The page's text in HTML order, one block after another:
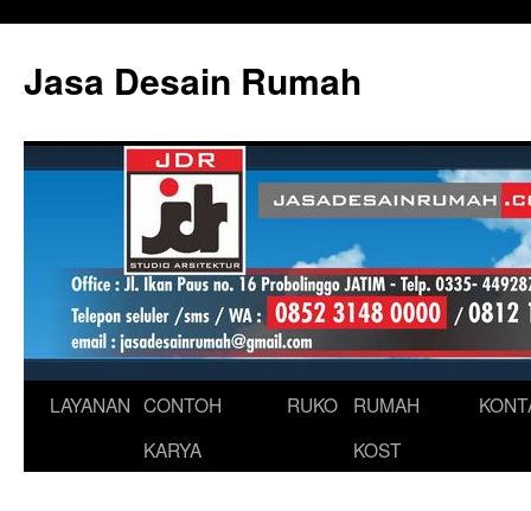
content
Jasa Desain Rumah
LAYANAN CONTOH
KARYA
RUKO
RUMAH
KOST